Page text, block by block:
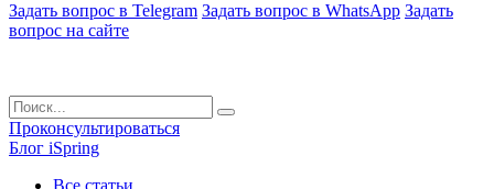
Задать вопрос в Telegram Задать вопрос в WhatsApp Задать
вопрос на сайте
Проконсультироваться
Блог iSpring
Все статьи